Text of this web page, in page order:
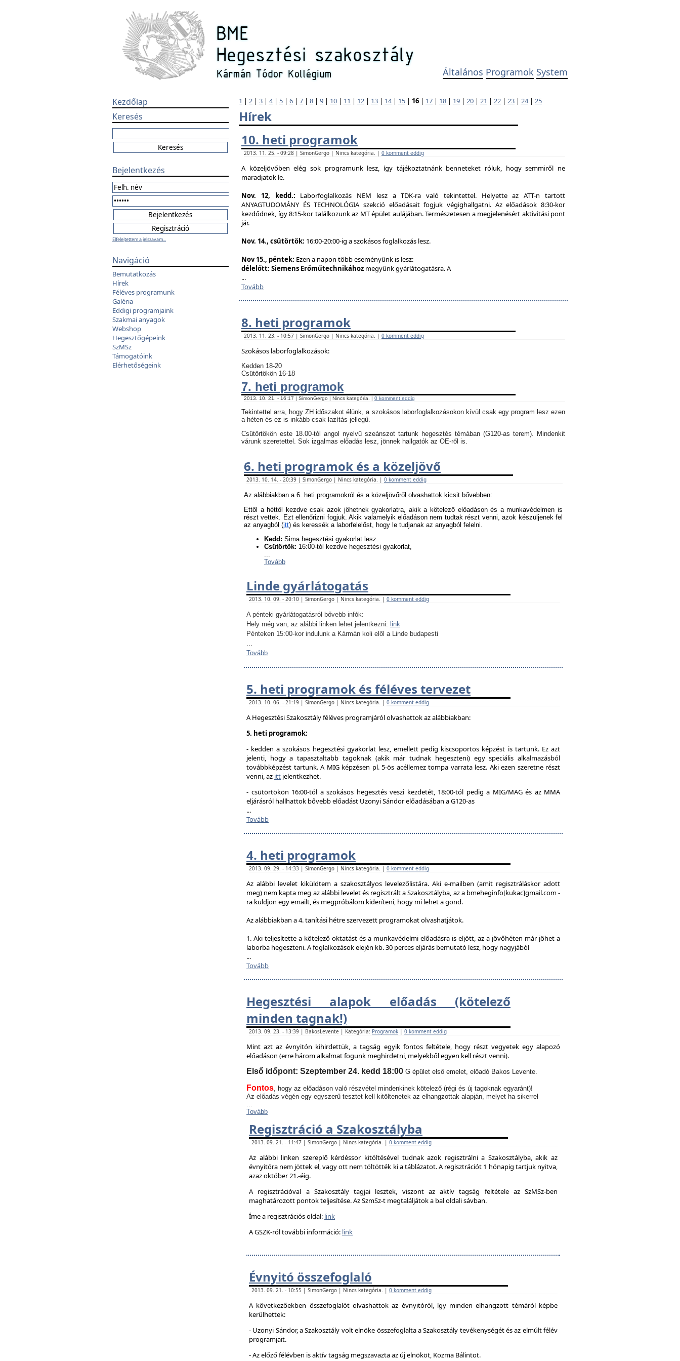
Általános Programok System
Kezdőlap
Keresés
Bejelentkezés
Elfelejtettem a jelszavam...
Navigáció
Bemutatkozás
Hírek
Féléves programunk
Galéria
Eddigi programjaink
Szakmai anyagok
Webshop
Hegesztőgépeink
SzMSz
Támogatóink
Elérhetőségeink
1 | 2 | 3 | 4| 5 | 6 | 7 | 8 | 9 | 10 | 11 | 12 | 13 | 14| 15 | 16 | 17 | 18 | 19 | 20 | 21 | 22 | 23 | 24| 25
Hírek
10. heti programok
2013. 11. 25. - 09:28 | SimonGergo | Nincs kategória. | 0 komment eddig
A közeljövőben elég sok programunk lesz, így tájékoztatnánk benneteket róluk, hogy semmiről ne
maradjatok le.
Nov. 12, kedd.: Laborfoglalkozás NEM lesz a TDK-ra való tekintettel. Helyette az ATT-n tartott
ANYAGTUDOMÁNY ÉS TECHNOLÓGIA szekció előadásait fogjuk végighallgatni. Az előadások 8:30-kor
kezdődnek, így 8:15-kor találkozunk az MT épület aulájában. Természetesen a megjelenésért aktivitási pont
jár.
Nov. 14., csütörtök: 16:00-20:00-ig a szokásos foglalkozás lesz.
Nov 15., péntek: Ezen a napon több eseményünk is lesz:
délelőtt: Siemens Erőműtechnikához megyünk gyárlátogatásra. A
...
Tovább
8. heti programok
2013. 11. 23. - 10:57 | SimonGergo | Nincs kategória. | 0 komment eddig
Szokásos laborfoglalkozások:
Kedden 18-20
Csütörtökön 16-18
7. heti programok
2013. 10. 21. - 16:17 | SimonGergo | Nincs kategória. | 0 komment eddig
Tekintettel arra, hogy ZH időszakot élünk, a szokásos laborfoglalkozásokon kívül csak egy program lesz ezen
a héten és ez is inkább csak lazítás jellegű.
Csütörtökön este 18.00-tól angol nyelvű szeánszot tartunk hegesztés témában (G120-as terem). Mindenkit
várunk szeretettel. Sok izgalmas előadás lesz, jönnek hallgatók az OE-ről is.
6. heti programok és a közeljövő
2013. 10. 14. - 20:39 | SimonGergo | Nincs kategória. | 0 komment eddig
Az alábbiakban a 6. heti programokról és a közeljövőről olvashattok kicsit bővebben:
Ettől a héttől kezdve csak azok jöhetnek gyakorlatra, akik a kötelező előadáson és a munkavédelmen is
részt vettek. Ezt ellenőrizni fogjuk. Akik valamelyik előadáson nem tudtak részt venni, azok készüljenek fel
az anyagból (itt) és keressék a laborfelelőst, hogy le tudjanak az anyagból felelni.
Kedd: Sima hegesztési gyakorlat lesz.
Csütörtök: 16:00-tól kezdve hegesztési gyakorlat,
...
Tovább
Linde gyárlátogatás
2013. 10. 09. - 20:10 | SimonGergo | Nincs kategória. | 0 komment eddig
A pénteki gyárlátogatásról bővebb infók:
Hely még van, az alábbi linken lehet jelentkezni: link
Pénteken 15:00-kor indulunk a Kármán koli elől a Linde budapesti
...
Tovább
5. heti programok és féléves tervezet
2013. 10. 06. - 21:19 | SimonGergo | Nincs kategória. | 0 komment eddig
A Hegesztési Szakosztály féléves programjáról olvashattok az alábbiakban:
5. heti programok:
- kedden a szokásos hegesztési gyakorlat lesz, emellett pedig kiscsoportos képzést is tartunk. Ez azt
jelenti, hogy a tapasztaltabb tagoknak (akik már tudnak hegeszteni) egy speciális alkalmazásból
továbbképzést tartunk. A MIG képzésen pl. 5-ös acéllemez tompa varrata lesz. Aki ezen szeretne részt
venni, az itt jelentkezhet.
- csütörtökön 16:00-tól a szokásos hegesztés veszi kezdetét, 18:00-tól pedig a MIG/MAG és az MMA
eljárásról hallhattok bővebb előadást Uzonyi Sándor előadásában a G120-as
...
Tovább
4. heti programok
2013. 09. 29. - 14:33 | SimonGergo | Nincs kategória. | 0 komment eddig
Az alábbi levelet kiküldtem a szakosztályos levelezőlistára. Aki e-mailben (amit regisztráláskor adott
meg) nem kapta meg az alábbi levelet és regisztrált a Szakosztályba, az a bmeheginfo[kukac]gmail.com -
ra küldjön egy emailt, és megpróbálom kideríteni, hogy mi lehet a gond.
Az alábbiakban a 4. tanítási hétre szervezett programokat olvashatjátok.
1. Aki teljesítette a kötelező oktatást és a munkavédelmi előadásra is eljött, az a jövőhéten már jöhet a
laborba hegeszteni. A foglalkozások elején kb. 30 perces eljárás bemutató lesz, hogy nagyjából
...
Tovább
Hegesztési alapok előadás (kötelező
minden tagnak!)
2013. 09. 23. - 13:39 | BakosLevente | Kategória: Programok | 0 komment eddig
Mint azt az évnyitón kihirdettük, a tagság egyik fontos feltétele, hogy részt vegyetek egy alapozó
előadáson (erre három alkalmat fogunk meghirdetni, melyekből egyen kell részt venni).
Első időpont: Szeptember 24. kedd 18:00 G épület első emelet, előadó Bakos Levente.
Fontos, hogy az előadáson való részvétel mindenkinek kötelező (régi és új tagoknak egyaránt)!
Az előadás végén egy egyszerű tesztet kell kitöltenetek az elhangzottak alapján, melyet ha sikerrel
...
Tovább
Regisztráció a Szakosztályba
2013. 09. 21. - 11:47 | SimonGergo | Nincs kategória. | 0 komment eddig
Az alábbi linken szereplő kérdéssor kitöltésével tudnak azok regisztrálni a Szakosztályba, akik az
évnyitóra nem jöttek el, vagy ott nem töltötték ki a táblázatot. A regisztrációt 1 hónapig tartjuk nyitva,
azaz október 21.-éig.
A regisztrációval a Szakosztály tagjai lesztek, viszont az aktív tagság feltétele az SzMSz-ben
maghatározott pontok teljesítése. Az SzmSz-t megtaláljátok a bal oldali sávban.
Íme a regisztrációs oldal: link
A GSZK-ról további információ: link
Évnyitó összefoglaló
2013. 09. 21. - 10:55 | SimonGergo | Nincs kategória. | 0 komment eddig
A következőekben összefoglalót olvashattok az évnyitóról, így minden elhangzott témáról képbe
kerülhettek:
- Uzonyi Sándor, a Szakosztály volt elnöke összefoglalta a Szakosztály tevékenységét és az elmúlt félév
programjait.
- Az előző félévben is aktív tagság megszavazta az új elnököt, Kozma Bálintot.